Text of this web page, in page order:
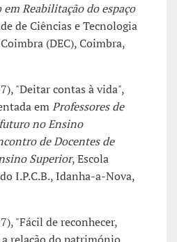
Reabilitação do espaço
de Ciências e Tecnologia
(DEC), Coimbra,
"Deitar contas à vida",
emProfessores de
no Ensino
de Docentes de
Superior, Escola
I.P.C.B., Idanha-a-Nova,
"Fácil de reconhecer,